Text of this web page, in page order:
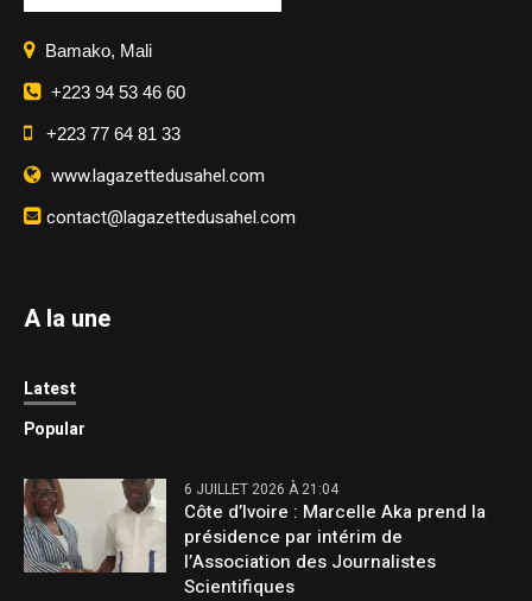
Bamako, Mali
+223 94 53 46 60
+223 77 64 81 33
www.lagazettedusahel.com
contact@lagazettedusahel.com
A la une
Latest
Popular
6 JUILLET 2026 À 21:04
Côte d’Ivoire : Marcelle Aka prend la
présidence par intérim de
l’Association des Journalistes
Scientifiques